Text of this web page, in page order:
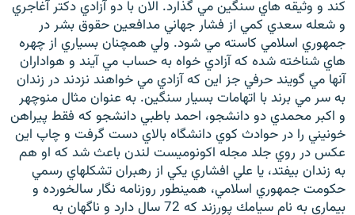
كند و وثيقه هاي سنگين مي گذارد. الان با دو آزادي دكتر آغاجري
و شعله سعدي كمي از فشار جهاني مدافعين حقوق بشر در
جمهوري اسلامي كاسته مي شود. ولي همچنان بسياري از چهره
هاي شناخته شده كه آزادي خواه به حساب مي آيند و هواداران
آنها مي گويند حرفي جز اين كه آزادي مي خواهند نزدند در زندان
به سر مي برند با اتهامات بسيار سنگين. به عنوان مثال منوچهر
و اكبر محمدي دو دانشجو، احمد باطبي دانشجو كه فقط پيراهن
خونيني را در حوادث كوي دانشگاه بالاي دست گرفت و چاپ اين
عكس در روي جلد مجله اكونوميست لندن باعث شد كه او هم
به زندان بيفتد، يا علي افشاري يكي از رهبران تشكلهاي رسمي
حكومت جمهوري اسلامي، همينطور روزنامه نگار سالخورده و
بيماري به نام سيامك پورزند كه 72 سال دارد و ناگهان به